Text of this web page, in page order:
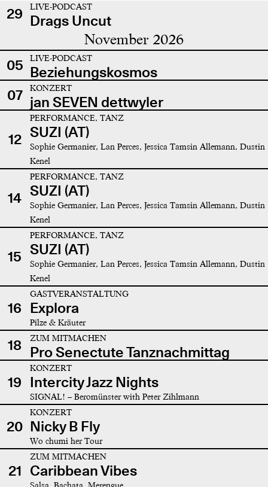
29
LIVE-PODCAST
Drags Uncut
November 2026
05 LIVE-PODCAST
Beziehungskosmos
07
KONZERT
jan SEVEN dettwyler
12
PERFORMANCE, TANZ
SUZI (AT)
Sophie Germanier, Lan Perces, Jessica Tamsin Allemann, Dustin
Kenel
14
PERFORMANCE, TANZ
SUZI (AT)
Sophie Germanier, Lan Perces, Jessica Tamsin Allemann, Dustin
Kenel
15
PERFORMANCE, TANZ
SUZI (AT)
Sophie Germanier, Lan Perces, Jessica Tamsin Allemann, Dustin
Kenel
16
GASTVERANSTALTUNG
Explora
Pilze & Kräuter
18 ZUM MITMACHEN
Pro Senectute Tanznachmittag
19
KONZERT
Intercity Jazz Nights
SIGNAL! – Beromünster with Peter Zihlmann
20
KONZERT
Nicky B Fly
Wo chumi her Tour
21
ZUM MITMACHEN
Caribbean Vibes